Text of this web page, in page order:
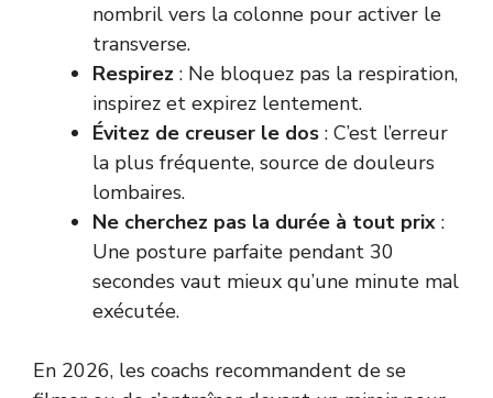
nombril vers la colonne pour activer le
transverse.
Respirez : Ne bloquez pas la respiration,
inspirez et expirez lentement.
Évitez de creuser le dos : C’est l’erreur
la plus fréquente, source de douleurs
lombaires.
Ne cherchez pas la durée à tout prix :
Une posture parfaite pendant 30
secondes vaut mieux qu’une minute mal
exécutée.
En 2026, les coachs recommandent de se